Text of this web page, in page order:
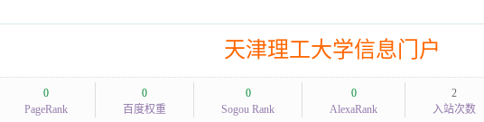
天津理工大学信息门户
0
PageRank
0
百度权重
0
Sogou Rank
0
AlexaRank
2
入站次数